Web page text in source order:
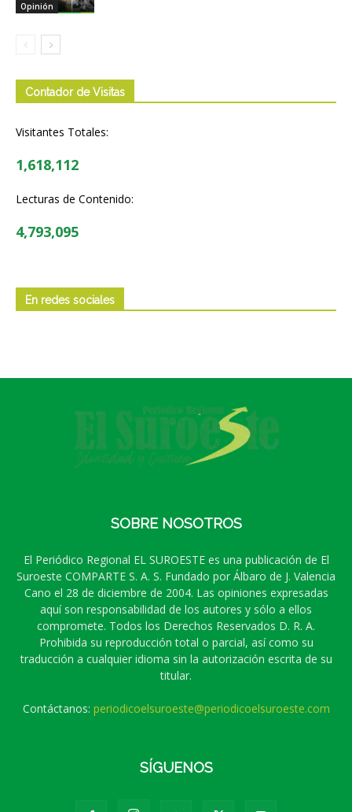
Opinión
Contador de Visitas
Visitantes Totales:
1,618,112
Lecturas de Contenido:
4,793,095
En redes sociales
SOBRE NOSOTROS
El Periódico Regional EL SUROESTE es una publicación de El
Suroeste COMPARTE S. A. S. Fundado por Álbaro de J. Valencia
Cano el 28 de diciembre de 2004. Las opiniones expresadas
aquí son responsabilidad de los autores y sólo a ellos
compromete. Todos los Derechos Reservados D. R. A.
Prohibida su reproducción total o parcial, así como su
traducción a cualquier idioma sin la autorización escrita de su
titular.
Contáctanos: periodicoelsuroeste@periodicoelsuroeste.com
SÍGUENOS